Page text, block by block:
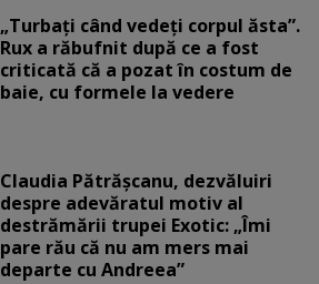
„Turbați când vedeți corpul ăsta”.
Rux a răbufnit după ce a fost
criticată că a pozat în costum de
baie, cu formele la vedere
Claudia Pătrășcanu, dezvăluiri
despre adevăratul motiv al
destrămării trupei Exotic: „Îmi
pare rău că nu am mers mai
departe cu Andreea”